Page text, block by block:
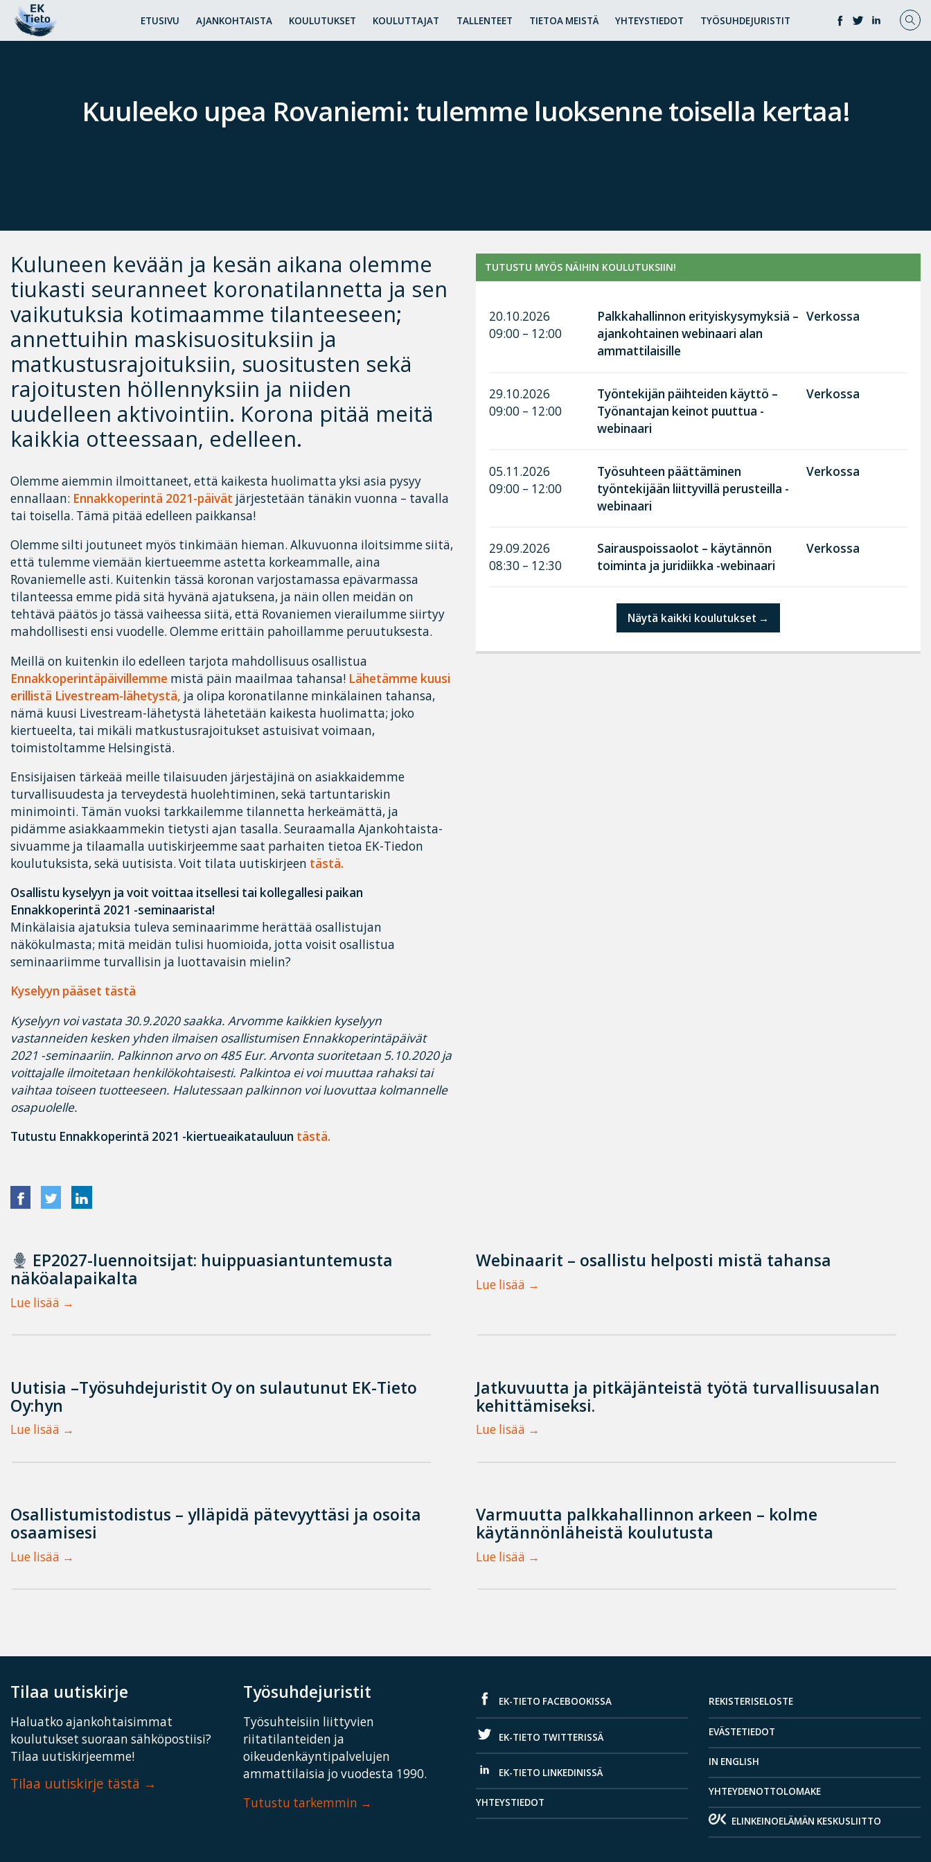
ETUSIVU AJANKOHTAISTA KOULUTUKSET KOULUTTAJAT TALLENTEET TIETOA MEISTÄ YHTEYSTIEDOT TYÖSUHDEJURISTIT
Kuuleeko upea Rovaniemi: tulemme luoksenne toisella kertaa!
Kuluneen kevään ja kesän aikana olemme
tiukasti seuranneet koronatilannetta ja sen
vaikutuksia kotimaamme tilanteeseen;
annettuihin maskisuosituksiin ja
matkustusrajoituksiin, suositusten sekä
rajoitusten höllennyksiin ja niiden
uudelleen aktivointiin. Korona pitää meitä
kaikkia otteessaan, edelleen.
Olemme aiemmin ilmoittaneet, että kaikesta huolimatta yksi asia pysyy
ennallaan: Ennakkoperintä 2021-päivät järjestetään tänäkin vuonna – tavalla
tai toisella. Tämä pitää edelleen paikkansa!
Olemme silti joutuneet myös tinkimään hieman. Alkuvuonna iloitsimme siitä,
että tulemme viemään kiertueemme astetta korkeammalle, aina
Rovaniemelle asti. Kuitenkin tässä koronan varjostamassa epävarmassa
tilanteessa emme pidä sitä hyvänä ajatuksena, ja näin ollen meidän on
tehtävä päätös jo tässä vaiheessa siitä, että Rovaniemen vierailumme siirtyy
mahdollisesti ensi vuodelle. Olemme erittäin pahoillamme peruutuksesta.
Meillä on kuitenkin ilo edelleen tarjota mahdollisuus osallistua
Ennakkoperintäpäivillemme mistä päin maailmaa tahansa! Lähetämme kuusi
erillistä Livestream-lähetystä, ja olipa koronatilanne minkälainen tahansa,
nämä kuusi Livestream-lähetystä lähetetään kaikesta huolimatta; joko
kiertueelta, tai mikäli matkustusrajoitukset astuisivat voimaan,
toimistoltamme Helsingistä.
Ensisijaisen tärkeää meille tilaisuuden järjestäjinä on asiakkaidemme
turvallisuudesta ja terveydestä huolehtiminen, sekä tartuntariskin
minimointi. Tämän vuoksi tarkkailemme tilannetta herkeämättä, ja
pidämme asiakkaammekin tietysti ajan tasalla. Seuraamalla Ajankohtaista-
sivuamme ja tilaamalla uutiskirjeemme saat parhaiten tietoa EK-Tiedon
koulutuksista, sekä uutisista. Voit tilata uutiskirjeen tästä.
Osallistu kyselyyn ja voit voittaa itsellesi tai kollegallesi paikan
Ennakkoperintä 2021 -seminaarista!
Minkälaisia ajatuksia tuleva seminaarimme herättää osallistujan
näkökulmasta; mitä meidän tulisi huomioida, jotta voisit osallistua
seminaariimme turvallisin ja luottavaisin mielin?
Kyselyyn pääset tästä
Kyselyyn voi vastata 30.9.2020 saakka. Arvomme kaikkien kyselyyn
vastanneiden kesken yhden ilmaisen osallistumisen Ennakkoperintäpäivät
2021 -seminaariin. Palkinnon arvo on 485 Eur. Arvonta suoritetaan 5.10.2020 ja
voittajalle ilmoitetaan henkilökohtaisesti. Palkintoa ei voi muuttaa rahaksi tai
vaihtaa toiseen tuotteeseen. Halutessaan palkinnon voi luovuttaa kolmannelle
osapuolelle.
Tutustu Ennakkoperintä 2021 -kiertueaikatauluun tästä.
TUTUSTU MYÖS NÄIHIN KOULUTUKSIIN!
20.10.2026
09:00 – 12:00
Palkkahallinnon erityiskysymyksiä –
ajankohtainen webinaari alan
ammattilaisille
Verkossa
29.10.2026
09:00 – 12:00
Työntekijän päihteiden käyttö –
Työnantajan keinot puuttua -
webinaari
Verkossa
05.11.2026
09:00 – 12:00
Työsuhteen päättäminen
työntekijään liittyvillä perusteilla -
webinaari
Verkossa
29.09.2026
08:30 – 12:30
Sairauspoissaolot – käytännön
toiminta ja juridiikka -webinaari
Verkossa
Näytä kaikki koulutukset
EP2027-luennoitsijat: huippuasiantuntemusta
näköalapaikalta
Lue lisää
Webinaarit – osallistu helposti mistä tahansa
Lue lisää
Uutisia –Työsuhdejuristit Oy on sulautunut EK-Tieto
Oy:hyn
Lue lisää
Jatkuvuutta ja pitkäjänteistä työtä turvallisuusalan
kehittämiseksi.
Lue lisää
Osallistumistodistus – ylläpidä pätevyyttäsi ja osoita
osaamisesi
Lue lisää
Varmuutta palkkahallinnon arkeen – kolme
käytännönläheistä koulutusta
Lue lisää
Tilaa uutiskirje
Haluatko ajankohtaisimmat
koulutukset suoraan sähköpostiisi?
Tilaa uutiskirjeemme!
Tilaa uutiskirje tästä
Työsuhdejuristit
Työsuhteisiin liittyvien
riitatilanteiden ja
oikeudenkäyntipalvelujen
ammattilaisia jo vuodesta 1990.
Tutustu tarkemmin
EK-TIETO FACEBOOKISSA
EK-TIETO TWITTERISSÄ
EK-TIETO LINKEDINISSÄ
YHTEYSTIEDOT
REKISTERISELOSTE
EVÄSTETIEDOT
IN ENGLISH
YHTEYDENOTTOLOMAKE
ELINKEINOELÄMÄN KESKUSLIITTO